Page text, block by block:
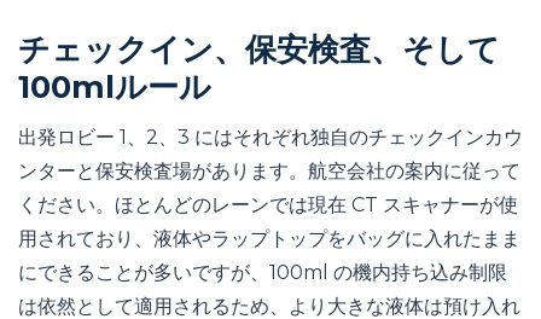
チェックイン、保安検査、そして
100mlルール
出発ロビー 1、2、3 にはそれぞれ独自のチェックインカウ
ンターと保安検査場があります。航空会社の案内に従って
ください。ほとんどのレーンでは現在 CT スキャナーが使
用されており、液体やラップトップをバッグに入れたまま
にできることが多いですが、100ml の機内持ち込み制限
は依然として適用されるため、より大きな液体は預け入れ